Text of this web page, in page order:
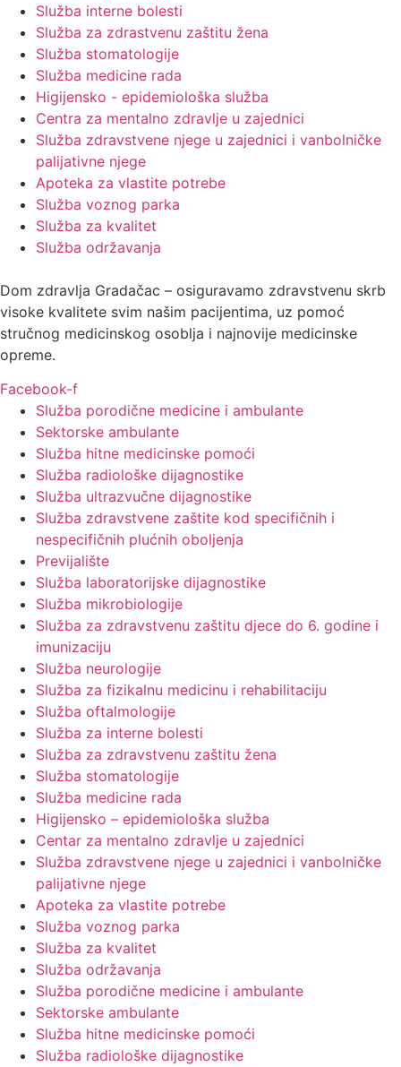
Služba interne bolesti
Služba za zdrastvenu zaštitu žena
Služba stomatologije
Služba medicine rada
Higijensko - epidemiološka služba
Centra za mentalno zdravlje u zajednici
Služba zdravstvene njege u zajednici i vanbolničke
palijativne njege
Apoteka za vlastite potrebe
Služba voznog parka
Služba za kvalitet
Služba održavanja
Dom zdravlja Gradačac – osiguravamo zdravstvenu skrb
visoke kvalitete svim našim pacijentima, uz pomoć
stručnog medicinskog osoblja i najnovije medicinske
opreme.
Facebook-f
Služba porodične medicine i ambulante
Sektorske ambulante
Služba hitne medicinske pomoći
Služba radiološke dijagnostike
Služba ultrazvučne dijagnostike
Služba zdravstvene zaštite kod specifičnih i
nespecifičnih plućnih oboljenja
Previjalište
Služba laboratorijske dijagnostike
Služba mikrobiologije
Služba za zdravstvenu zaštitu djece do 6. godine i
imunizaciju
Služba neurologije
Služba za fizikalnu medicinu i rehabilitaciju
Služba oftalmologije
Služba za interne bolesti
Služba za zdravstvenu zaštitu žena
Služba stomatologije
Služba medicine rada
Higijensko – epidemiološka služba
Centar za mentalno zdravlje u zajednici
Služba zdravstvene njege u zajednici i vanbolničke
palijativne njege
Apoteka za vlastite potrebe
Služba voznog parka
Služba za kvalitet
Služba održavanja
Služba porodične medicine i ambulante
Sektorske ambulante
Služba hitne medicinske pomoći
Služba radiološke dijagnostike